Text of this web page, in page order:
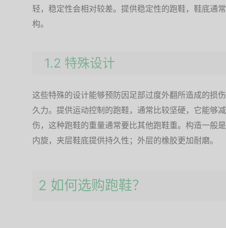
轻，稳定性会相对较差。提供稳定性的跑鞋，鞋底通
构。
1.2 特殊设计
这些特殊的设计能够预防因足部过度外翻所造成的损
久力。提供运动控制的跑鞋，通常比较坚硬，它能够
伤，这种跑鞋的重量通常要比其他跑鞋重。构造一般
内旋，夹层鞋底提供持久性；外层的橡胶更加耐磨。
2 如何选购跑鞋？